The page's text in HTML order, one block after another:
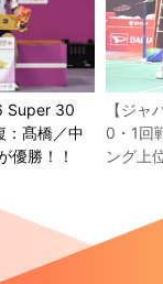
Super 30
：髙橋／中
優勝！！
【ジ
0・1回
ング上
辺／田